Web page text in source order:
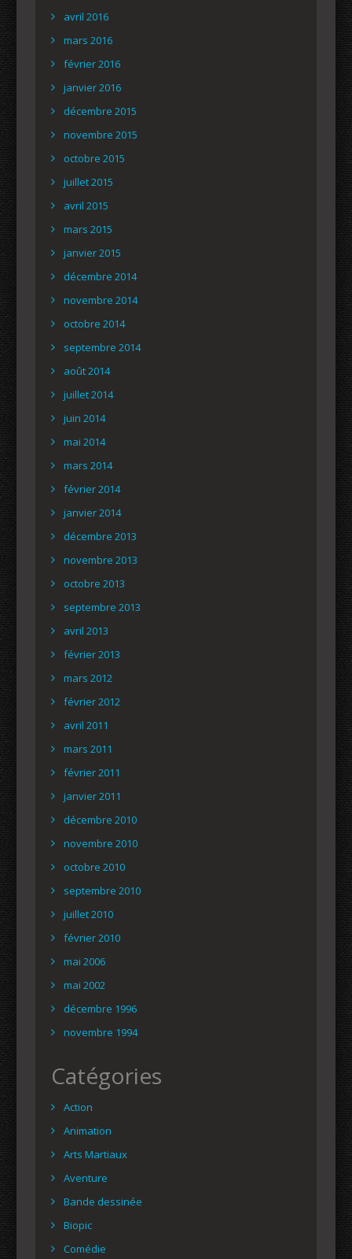
avril 2016
mars 2016
février 2016
janvier 2016
décembre 2015
novembre 2015
octobre 2015
juillet 2015
avril 2015
mars 2015
janvier 2015
décembre 2014
novembre 2014
octobre 2014
septembre 2014
août 2014
juillet 2014
juin 2014
mai 2014
mars 2014
février 2014
janvier 2014
décembre 2013
novembre 2013
octobre 2013
septembre 2013
avril 2013
février 2013
mars 2012
février 2012
avril 2011
mars 2011
février 2011
janvier 2011
décembre 2010
novembre 2010
octobre 2010
septembre 2010
juillet 2010
février 2010
mai 2006
mai 2002
décembre 1996
novembre 1994
Catégories
Action
Animation
Arts Martiaux
Aventure
Bande dessinée
Biopic
Comédie